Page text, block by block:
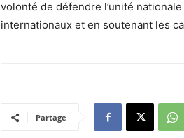
volonté de défendre l’unité
internationaux et en soutenant les
Partage